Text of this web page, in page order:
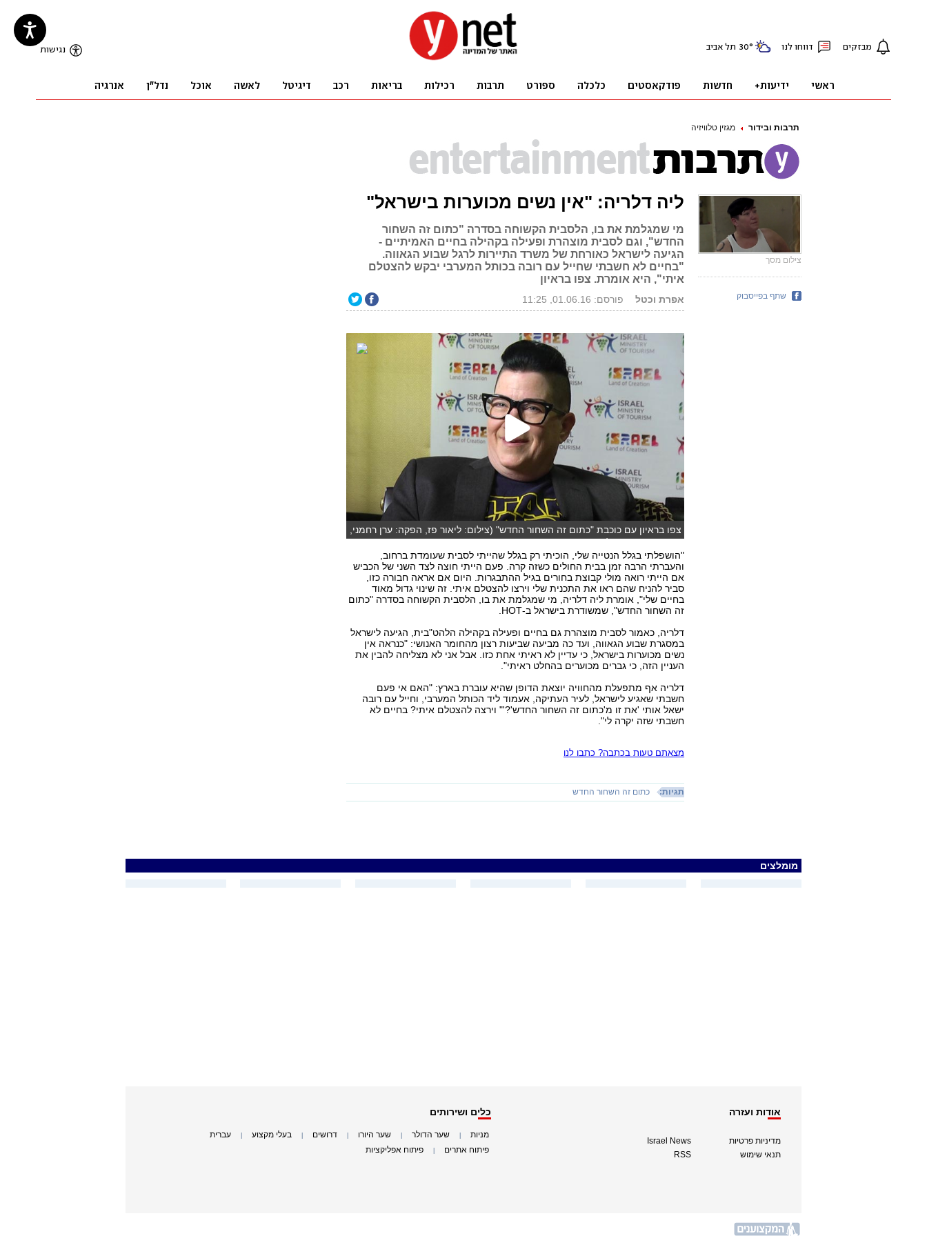
תרבות ובידור מגזין טלוויזיה
ליה דלריה: "אין נשים מכוערות בישראל"
מי שמגלמת את בו, הלסבית הקשוחה בסדרה "כתום זה השחור
החדש", וגם לסבית מוצהרת ופעילה בקהילה בחיים האמיתיים -
הגיעה לישראל כאורחת של משרד התיירות לרגל שבוע הגאווה.
"בחיים לא חשבתי שחייל עם רובה בכותל המערבי יבקש להצטלם
איתי", היא אומרת. צפו בראיון
אפרת וכטל פורסם: 01.06.16, 11:25
צפו בראיון עם כוכבת "כתום זה השחור החדש" (צילום: ליאור פז, הפקה: ערן רחמני,
כתבת: אפרת וכטל, עריכה: אביתר כהן)
"הושפלתי בגלל הנטייה שלי, הוכיתי רק בגלל שהייתי לסבית שעומדת ברחוב,
והעברתי הרבה זמן בבית החולים כשזה קרה. פעם הייתי חוצה לצד השני של הכביש
אם הייתי רואה מולי קבוצת בחורים בגיל ההתבגרות. היום אם אראה חבורה כזו,
סביר להניח שהם ראו את התכנית שלי וירצו להצטלם איתי. זה שינוי גדול מאוד
בחיים שלי", אומרת ליה דלריה, מי שמגלמת את בו, הלסבית הקשוחה בסדרה "כתום
זה השחור החדש", שמשודרת בישראל ב-HOT.
דלריה, כאמור לסבית מוצהרת גם בחיים ופעילה בקהילה הלהט"בית, הגיעה לישראל
במסגרת שבוע הגאווה, ועד כה מביעה שביעות רצון מהחומר האנושי: "כנראה אין
נשים מכוערות בישראל, כי עדיין לא ראיתי אחת כזו. אבל אני לא מצליחה להבין את
העניין הזה, כי גברים מכוערים בהחלט ראיתי".
דלריה אף מתפעלת מהחוויה יוצאת הדופן שהיא עוברת בארץ: "האם אי פעם
חשבתי שאגיע לישראל, לעיר העתיקה, אעמוד ליד הכותל המערבי, וחייל עם רובה
ישאל אותי 'את זו מ'כתום זה השחור החדש'?'" וירצה להצטלם איתי? בחיים לא
חשבתי שזה יקרה לי".
מצאתם טעות בכתבה? כתבו לנו
תגיות: כתום זה השחור החדש
צילום מסך
שתף בפייסבוק
מומלצים
אודות ועזרה
מדיניות פרטיות
תנאי שימוש
Israel News
RSS
כלים ושירותים
מניות שער הדולר שער היורו דרושים בעלי מקצוע עברית
פיתוח אתרים פיתוח אפליקציות